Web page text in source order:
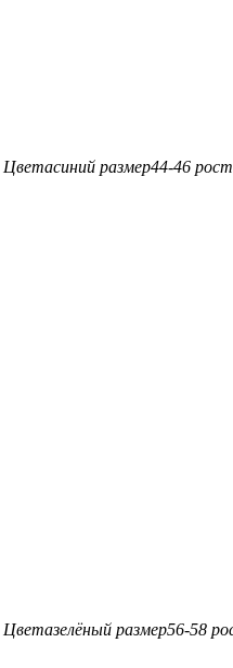
Цветасиний размер44-46 рост
Цветазелёный размер56-58